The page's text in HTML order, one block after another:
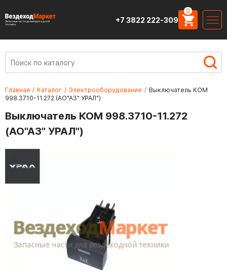
Запасные части для вездеходной
техники
+7 3822 222-309
0
Главная / Каталог / Электрооборудование / Выключатель КОМ
998.3710-11.272 (АО"АЗ" УРАЛ")
Выключатель КОМ 998.3710-11.272
(АО"АЗ" УРАЛ")